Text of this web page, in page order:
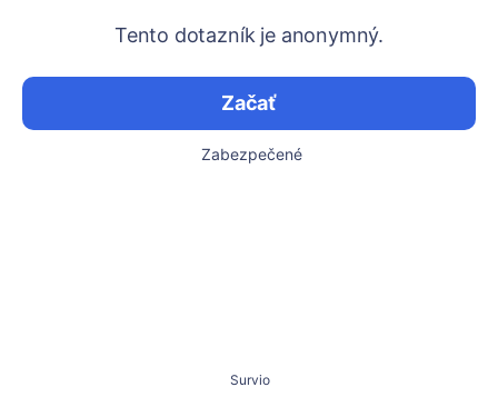
Tento dotazník je anonymný.
Začať
Zabezpečené
Survio